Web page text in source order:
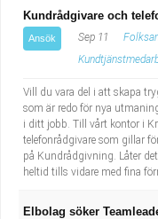
Kundrådgivare och
Ansök Sep 11
Vill du vara del i att skapa
som är redo för nya
i ditt jobb. Till vårt kontor i
telefonrådgivare som gillar
på Kundrådgivning. Låter
heltid tills vidare med fina
Elbolag söker